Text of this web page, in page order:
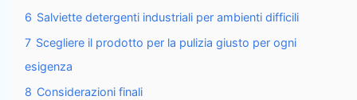
6 Salviette detergenti industriali per ambienti difficili
7 Scegliere il prodotto per la pulizia giusto per ogni
esigenza
8 Considerazioni finali